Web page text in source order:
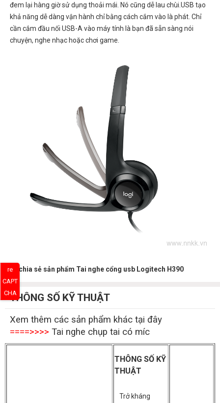
đem lại hàng giờ sử dụng thoải mái. Nó cũng dễ lau chùi.USB tạo
khả năng dễ dàng vận hành chỉ bằng cách cắm vào là phát. Chỉ
cần cắm đầu nối USB-A vào máy tính là bạn đã sẵn sàng nói
chuyện, nghe nhạc hoặc chơi game.
Hãy chia sẻ sản phẩm Tai nghe cổng usb Logitech H390
THÔNG SỐ KỸ THUẬT
Xem thêm các sản phẩm khác tại đây
====>>>> Tai nghe chụp tai có míc
THÔNG SỐ KỸ
THUẬT
Trở kháng
re
CAPT
CHA